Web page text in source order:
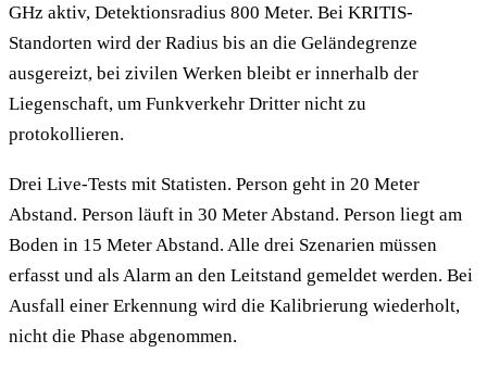
GHz aktiv, Detektionsradius 800 Meter. Bei KRITIS-
Standorten wird der Radius bis an die Geländegrenze
ausgereizt, bei zivilen Werken bleibt er innerhalb der
Liegenschaft, um Funkverkehr Dritter nicht zu
protokollieren.
Drei Live-Tests mit Statisten. Person geht in 20 Meter
Abstand. Person läuft in 30 Meter Abstand. Person liegt am
Boden in 15 Meter Abstand. Alle drei Szenarien müssen
erfasst und als Alarm an den Leitstand gemeldet werden. Bei
Ausfall einer Erkennung wird die Kalibrierung wiederholt,
nicht die Phase abgenommen.